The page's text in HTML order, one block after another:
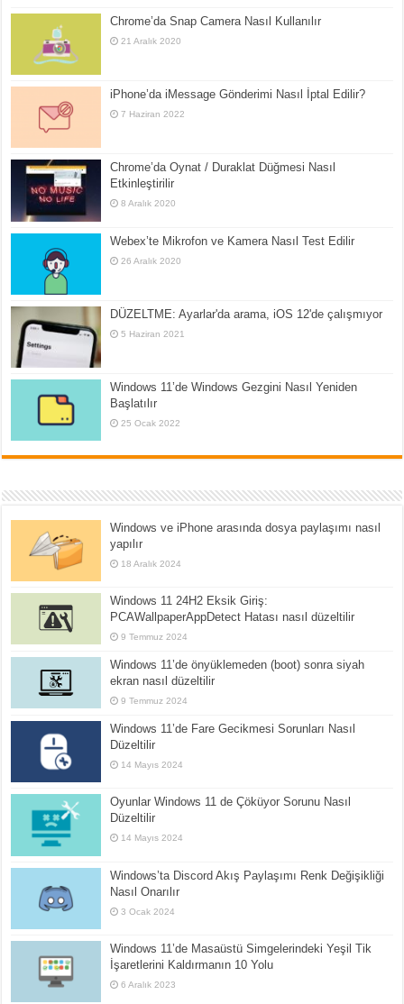
Chrome’da Snap Camera Nasıl Kullanılır
21 Aralık 2020
iPhone’da iMessage Gönderimi Nasıl İptal Edilir?
7 Haziran 2022
Chrome’da Oynat / Duraklat Düğmesi Nasıl
Etkinleştirilir
8 Aralık 2020
Webex’te Mikrofon ve Kamera Nasıl Test Edilir
26 Aralık 2020
DÜZELTME: Ayarlar'da arama, iOS 12'de çalışmıyor
5 Haziran 2021
Windows 11’de Windows Gezgini Nasıl Yeniden
Başlatılır
25 Ocak 2022
Windows ve iPhone arasında dosya paylaşımı nasıl
yapılır
18 Aralık 2024
Windows 11 24H2 Eksik Giriş:
PCAWallpaperAppDetect Hatası nasıl düzeltilir
9 Temmuz 2024
Windows 11’de önyüklemeden (boot) sonra siyah
ekran nasıl düzeltilir
9 Temmuz 2024
Windows 11’de Fare Gecikmesi Sorunları Nasıl
Düzeltilir
14 Mayıs 2024
Oyunlar Windows 11 de Çöküyor Sorunu Nasıl
Düzeltilir
14 Mayıs 2024
Windows’ta Discord Akış Paylaşımı Renk Değişikliği
Nasıl Onarılır
3 Ocak 2024
Windows 11’de Masaüstü Simgelerindeki Yeşil Tik
İşaretlerini Kaldırmanın 10 Yolu
6 Aralık 2023